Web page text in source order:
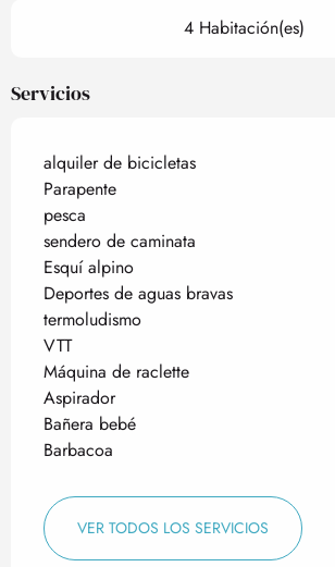
4 Habitación(es)
Servicios
alquiler de bicicletas
Parapente
pesca
sendero de caminata
Esquí alpino
Deportes de aguas bravas
termoludismo
VTT
Máquina de raclette
Aspirador
Bañera bebé
Barbacoa
VER TODOS LOS SERVICIOS